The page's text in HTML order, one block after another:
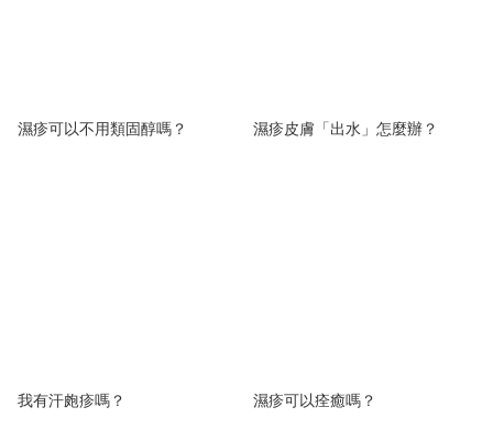
濕疹可以不用類固醇嗎？ 濕疹皮膚「出水」怎麼辦？
我有汗皰疹嗎？ 濕疹可以痊癒嗎？